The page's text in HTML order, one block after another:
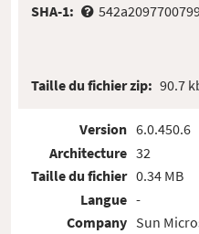
SHA-1:
Taille du fichier zip: 90.7
Version
Architecture
Taille du fichier
Langue
Company
6.0.450.6
32
0.34 MB
-
Sun